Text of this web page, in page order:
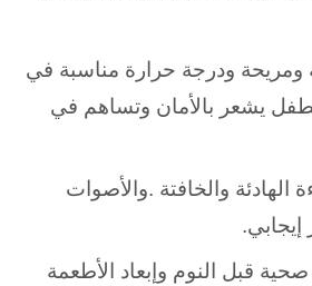
ومريحة ودرجة حرارة مناسبة في
يشعر بالأمان وتساهم في
الهادئة والخافتة .والأصوات
إيجابي.
صحية قبل النوم وإبعاد الأطعمة